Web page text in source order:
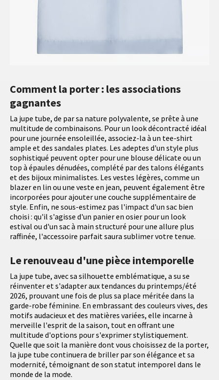
Comment la porter : les associations
gagnantes
La jupe tube, de par sa nature polyvalente, se prête à une
multitude de combinaisons. Pour un look décontracté idéal
pour une journée ensoleillée, associez-la à un tee-shirt
ample et des sandales plates. Les adeptes d'un style plus
sophistiqué peuvent opter pour une blouse délicate ou un
top à épaules dénudées, complété par des talons élégants
et des bijoux minimalistes. Les vestes légères, comme un
blazer en lin ou une veste en jean, peuvent également être
incorporées pour ajouter une couche supplémentaire de
style. Enfin, ne sous-estimez pas l'impact d'un sac bien
choisi : qu'il s'agisse d'un panier en osier pour un look
estival ou d'un sac à main structuré pour une allure plus
raffinée, l'accessoire parfait saura sublimer votre tenue.
Le renouveau d'une pièce intemporelle
La jupe tube, avec sa silhouette emblématique, a su se
réinventer et s'adapter aux tendances du printemps/été
2026, prouvant une fois de plus sa place méritée dans la
garde-robe féminine. En embrassant des couleurs vives, des
motifs audacieux et des matières variées, elle incarne à
merveille l'esprit de la saison, tout en offrant une
multitude d'options pour s'exprimer stylistiquement.
Quelle que soit la manière dont vous choisissez de la porter,
la jupe tube continuera de briller par son élégance et sa
modernité, témoignant de son statut intemporel dans le
monde de la mode.